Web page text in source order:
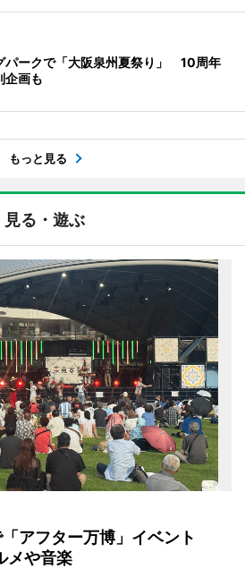
パークで「大阪泉州夏祭り」 10周年
企画も
もっと見る
見る・遊ぶ
アフター万博」イベント
メや音楽